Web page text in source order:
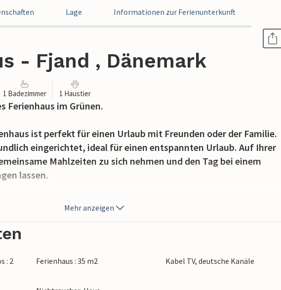
Lage Informationen zur Ferienunterkunft
- Fjand , Dänemark
1 Badezimmer 1 Haustier
Ferienhaus im Grünen.
ist perfekt für einen Urlaub mit Freunden oder der Familie.
eingerichtet, ideal für einen entspannten Urlaub. Auf Ihrer
Mahlzeiten zu sich nehmen und den Tag bei einem
lassen.
der die Kleinen begeistern wird, liegt nicht weit entfernt.
auf einer Landzunge gelegen, ist nach wenigen Fahrtminuten
das St. George Museum besuchen, am Pier angeln, einkaufen
auf einem der Spielplätze spielen oder Wassersport betreiben.
Dünenlandschaft auf 1100 ha erleben. Hier finden Sie eine
schöne Wege. Es gibt auch einen wunderschön gelegenen
Hundewald, wo Hunde ohne Leine toben dürfen.
Mehr anzeigen
: 2
Ferienhaus : 35 m2 Kabel TV, deutsche Kanäle